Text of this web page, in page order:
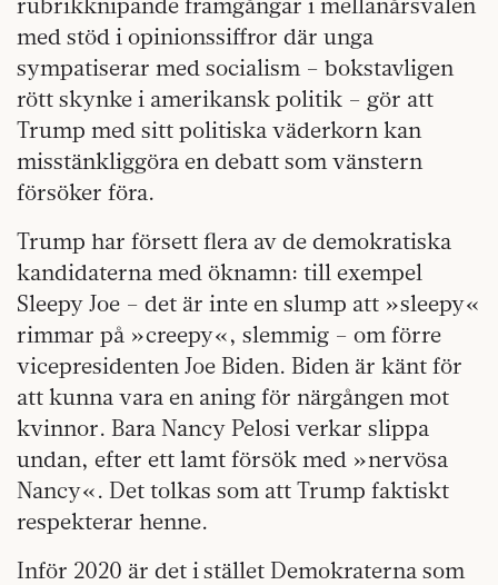
med stöd i opinionssiffror där unga
sympatiserar med socialism – bokstavligen
rött skynke i amerikansk politik – gör att
Trump med sitt politiska väderkorn kan
misstänkliggöra en debatt som vänstern
försöker föra.
Trump har försett flera av de demokratiska
kandidaterna med öknamn: till exempel
Sleepy Joe – det är inte en slump att »sleepy«
rimmar på »creepy«, slemmig – om förre
vicepresidenten Joe Biden. Biden är känt för
att kunna vara en aning för närgången mot
kvinnor. Bara Nancy Pelosi verkar slippa
undan, efter ett lamt försök med »nervösa
Nancy«. Det tolkas som att Trump faktiskt
respekterar henne.
Inför 2020 är det i stället Demokraterna som